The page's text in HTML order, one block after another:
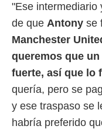
de
o acceder
datos
perfiles
"Ese intermediario
de que Antony se
Manchester
queremos que
fuerte, así que lo
quería, pero se
y ese traspaso se
habría preferido